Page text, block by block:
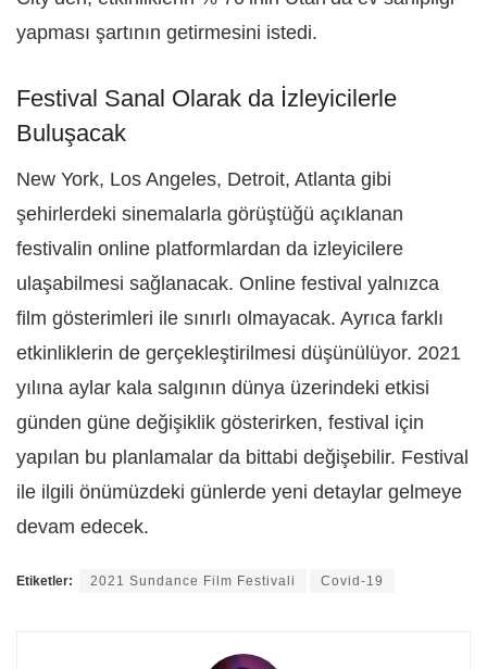
yapması şartının getirmesini istedi.
Festival Sanal Olarak da İzleyicilerle
Buluşacak
New York, Los Angeles, Detroit, Atlanta gibi
şehirlerdeki sinemalarla görüştüğü açıklanan
festivalin online platformlardan da izleyicilere
ulaşabilmesi sağlanacak. Online festival yalnızca
film gösterimleri ile sınırlı olmayacak. Ayrıca farklı
etkinliklerin de gerçekleştirilmesi düşünülüyor. 2021
yılına aylar kala salgının dünya üzerindeki etkisi
günden güne değişiklik gösterirken, festival için
yapılan bu planlamalar da bittabi değişebilir. Festival
ile ilgili önümüzdeki günlerde yeni detaylar gelmeye
devam edecek.
Etiketler: 2021 Sundance Film Festivali Covid-19